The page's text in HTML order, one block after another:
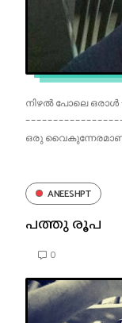
നിഴൽ പോലെ
ഒരു വൈകുന്നേരമാണ്
ANEESHPT
പത്തു രൂപ
0